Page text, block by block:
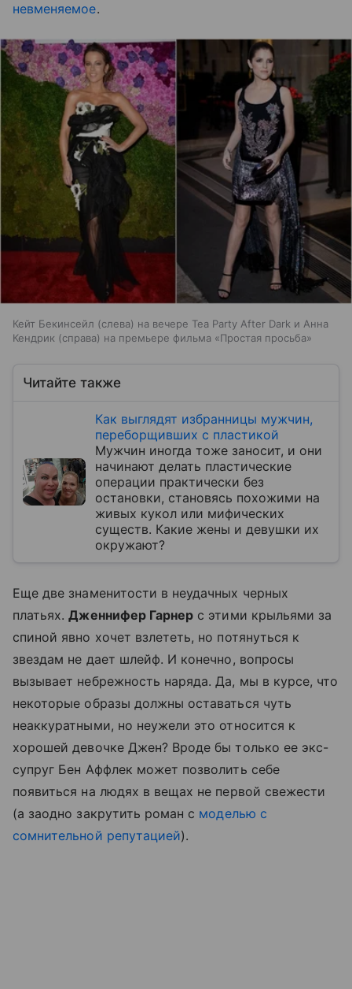
невменяемое.
Кейт Бекинсейл (слева) на вечере Tea Party After Dark и Анна
Кендрик (справа) на премьере фильма «Простая просьба»
Читайте также
Как выглядят избранницы мужчин,
переборщивших с пластикой
Мужчин иногда тоже заносит, и они
начинают делать пластические
операции практически без
остановки, становясь похожими на
живых кукол или мифических
существ. Какие жены и девушки их
окружают?
Еще две знаменитости в неудачных черных
платьях.Дженнифер Гарнер с этими крыльями за
спиной явно хочет взлететь, но потянуться к
звездам не дает шлейф. И конечно, вопросы
вызывает небрежность наряда. Да, мы в курсе, что
некоторые образы должны оставаться чуть
неаккуратными, но неужели это относится к
хорошей девочке Джен? Вроде бы только ее экс-
супруг Бен Аффлек может позволить себе
появиться на людях в вещах не первой свежести
(а заодно закрутить роман с моделью с
сомнительной репутацией).